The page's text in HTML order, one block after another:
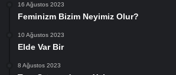
16 Ağustos 2023
Feminizm Bizim Neyimiz Olur?
10 Ağustos 2023
Elde Var Bir
8 Ağustos 2023